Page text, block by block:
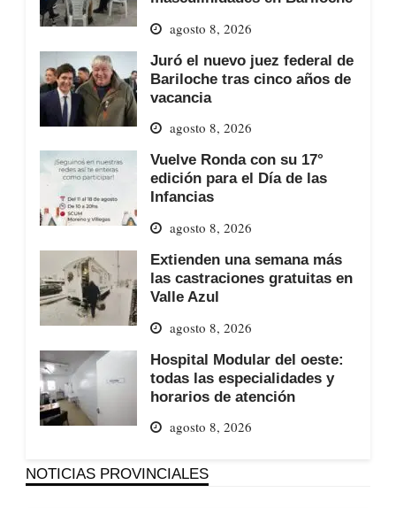
agosto 8, 2026
Juró el nuevo juez federal de
Bariloche tras cinco años de
vacancia
agosto 8, 2026
Vuelve Ronda con su 17°
edición para el Día de las
Infancias
agosto 8, 2026
Extienden una semana más
las castraciones gratuitas en
Valle Azul
agosto 8, 2026
Hospital Modular del oeste:
todas las especialidades y
horarios de atención
agosto 8, 2026
NOTICIAS PROVINCIALES